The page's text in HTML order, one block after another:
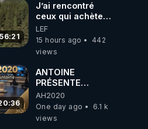
56:21
J’ai rencontré
ceux qui achètent
des bunkers pour
survivre à la fin
du monde
LEF
15 hours ago
442
views
ANTOINE
PRÉSENTE
AH2020 LE LIVE
20H ***DU
04/08/2026***
AH2020
One day ago
6.1 k
views